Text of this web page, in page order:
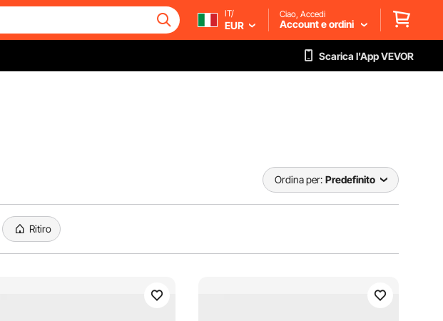
IT/
EUR
Ciao, Accedi
Account e ordini
Scarica l'App VEVOR
Ordina per: Predefinito
Ritiro